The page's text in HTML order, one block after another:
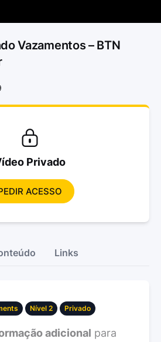
Vazamentos – BTN
Privado
ACESSO
Links
Nível 2 Privado
adicional para